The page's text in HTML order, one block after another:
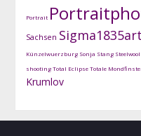
Portrait
Sachsen Sigma1835art
Künzelwuerzburg Sonja Stang Steelwool
shootingTotal EclipseTotale
Krumlov